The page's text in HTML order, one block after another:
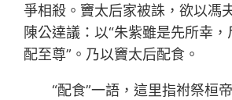
爭相殺。竇太后家被誅，欲以馮
陳公達議：以“朱紫雖是先所幸
配至尊”。乃以竇太后配食。
“配食”一語，這里指祔祭桓